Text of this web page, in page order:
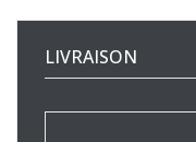
LIVRAISON